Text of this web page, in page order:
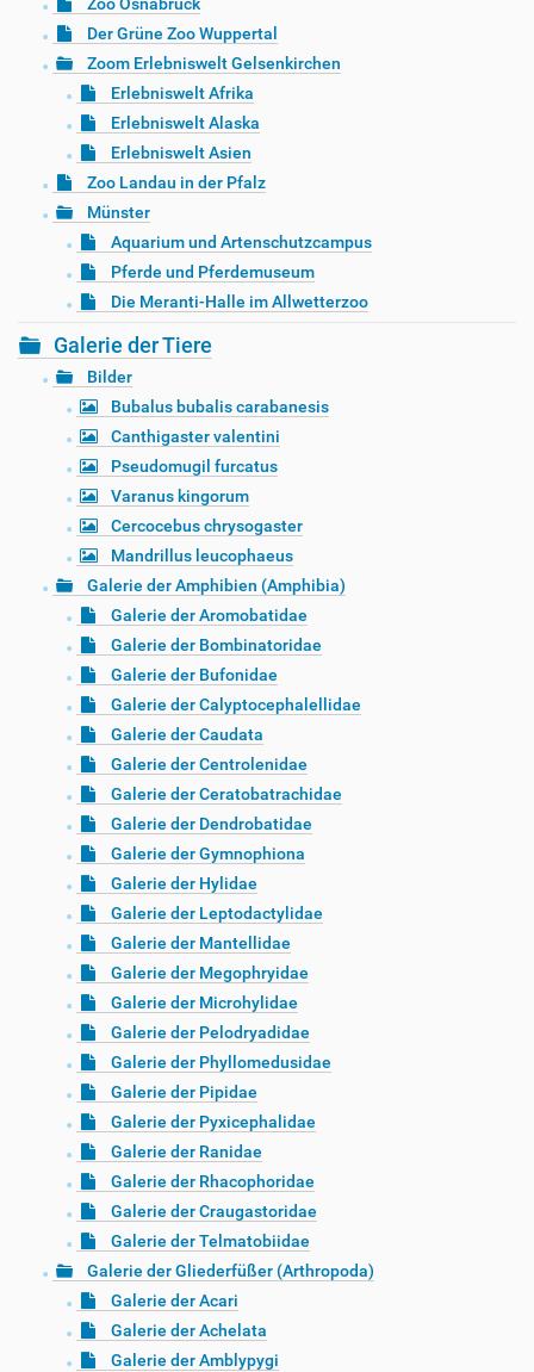
Zoo Osnabrück
Der Grüne Zoo Wuppertal
Zoom Erlebniswelt Gelsenkirchen
Erlebniswelt Afrika
Erlebniswelt Alaska
Erlebniswelt Asien
Zoo Landau in der Pfalz
Münster
Aquarium und Artenschutzcampus
Pferde und Pferdemuseum
Die Meranti-Halle im Allwetterzoo
Galerie der Tiere
Bilder
Bubalus bubalis carabanesis
Canthigaster valentini
Pseudomugil furcatus
Varanus kingorum
Cercocebus chrysogaster
Mandrillus leucophaeus
Galerie der Amphibien (Amphibia)
Galerie der Aromobatidae
Galerie der Bombinatoridae
Galerie der Bufonidae
Galerie der Calyptocephalellidae
Galerie der Caudata
Galerie der Centrolenidae
Galerie der Ceratobatrachidae
Galerie der Dendrobatidae
Galerie der Gymnophiona
Galerie der Hylidae
Galerie der Leptodactylidae
Galerie der Mantellidae
Galerie der Megophryidae
Galerie der Microhylidae
Galerie der Pelodryadidae
Galerie der Phyllomedusidae
Galerie der Pipidae
Galerie der Pyxicephalidae
Galerie der Ranidae
Galerie der Rhacophoridae
Galerie der Craugastoridae
Galerie der Telmatobiidae
Galerie der Gliederfüßer (Arthropoda)
Galerie der Acari
Galerie der Achelata
Galerie der Amblypygi